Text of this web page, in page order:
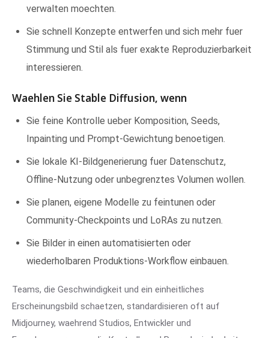
verwalten moechten.
Sie schnell Konzepte entwerfen und sich mehr fuer
Stimmung und Stil als fuer exakte Reproduzierbarkeit
interessieren.
Waehlen Sie Stable Diffusion, wenn
Sie feine Kontrolle ueber Komposition, Seeds,
Inpainting und Prompt-Gewichtung benoetigen.
Sie lokale KI-Bildgenerierung fuer Datenschutz,
Offline-Nutzung oder unbegrenztes Volumen wollen.
Sie planen, eigene Modelle zu feintunen oder
Community-Checkpoints und LoRAs zu nutzen.
Sie Bilder in einen automatisierten oder
wiederholbaren Produktions-Workflow einbauen.
Teams, die Geschwindigkeit und ein einheitliches
Erscheinungsbild schaetzen, standardisieren oft auf
Midjourney, waehrend Studios, Entwickler und